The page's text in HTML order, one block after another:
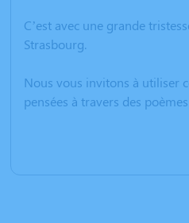
C’est avec une grande
Strasbourg.
Nous vous invitons à utiliser
pensées à travers des